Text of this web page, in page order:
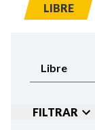
LIBRE
FILTRAR